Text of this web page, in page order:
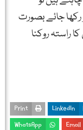
جائے بصورت
راستہ روکنا
LinkedIn
Print
Email
WhatsApp